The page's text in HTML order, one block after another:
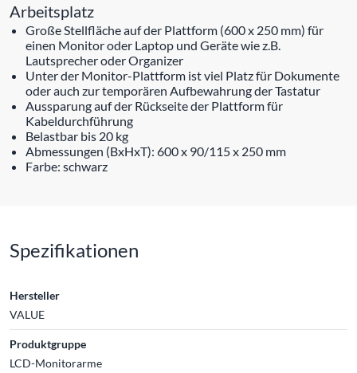
Arbeitsplatz
Große Stellfläche auf der Plattform (600 x 250 mm) für
einen Monitor oder Laptop und Geräte wie z.B.
Lautsprecher oder Organizer
Unter der Monitor-Plattform ist viel Platz für Dokumente
oder auch zur temporären Aufbewahrung der Tastatur
Aussparung auf der Rückseite der Plattform für
Kabeldurchführung
Belastbar bis 20 kg
Abmessungen (BxHxT): 600 x 90/115 x 250 mm
Farbe: schwarz
Spezifikationen
Hersteller
VALUE
Produktgruppe
LCD-Monitorarme